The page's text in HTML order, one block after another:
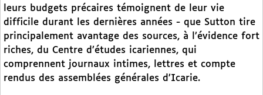
leurs budgets précaires témoignent de leur vie
difficile durant les dernières années - que Sutton tire
principalement avantage des sources, à l’évidence fort
riches, du Centre d’études icariennes, qui
comprennent journaux intimes, lettres et compte
rendus des assemblées générales d’Icarie.